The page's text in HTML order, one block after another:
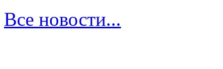
Все новости...